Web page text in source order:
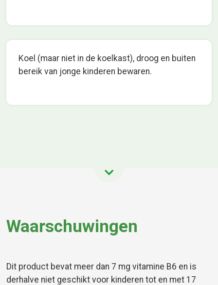
Koel (maar niet in de koelkast), droog en buiten
bereik van jonge kinderen bewaren.
Waarschuwingen
Dit product bevat meer dan 7 mg vitamine B6 en is
derhalve niet geschikt voor kinderen tot en met 17